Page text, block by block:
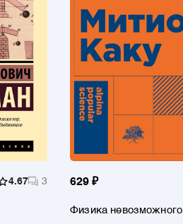
4.67 3 629 ₽
Физика невозможного